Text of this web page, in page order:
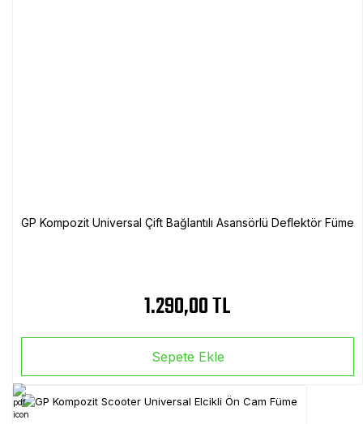
GP Kompozit Universal Çift Bağlantılı Asansörlü Deflektör Füme
1.290,00 TL
Sepete Ekle